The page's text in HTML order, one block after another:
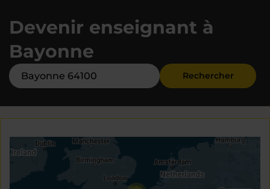
Devenir enseignant à
Bayonne
Rechercher